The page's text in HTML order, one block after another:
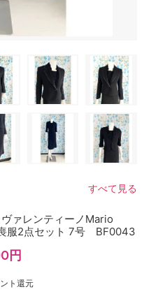
すべて見る
ヴァレンティーノMario
服2点セット 7号 BF0043
円
ト還元